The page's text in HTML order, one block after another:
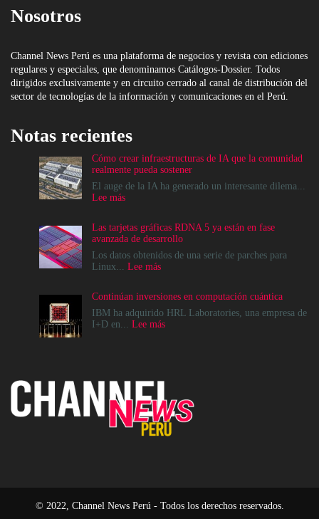
Nosotros
Channel News Perú es una plataforma de negocios y revista con ediciones
regulares y especiales, que denominamos Catálogos-Dossier. Todos
dirigidos exclusivamente y en circuito cerrado al canal de distribución del
sector de tecnologías de la información y comunicaciones en el Perú.
Notas recientes
Cómo crear infraestructuras de IA que la comunidad
realmente pueda sostener
El auge de la IA ha generado un interesante dilema...
Lee más:
infraestructuras
de
IA
que
realmente
pueda
sostener
Las tarjetas gráficas RDNA 5 ya están en fase
avanzada de desarrollo
Los datos obtenidos de una serie de parches para
Linux... Lee más:
gráficas
RDNA
5
avanzada
desarrollo
Continúan inversiones en computación cuántica
IBM ha adquirido HRL Laboratories, una empresa de
I+D en... Lee más:
© 2022, Channel News Perú - Todos los derechos reservados.